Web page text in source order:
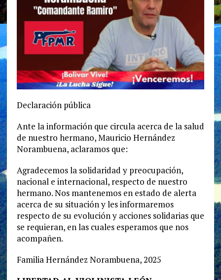
Declaración pública
Ante la información que circula acerca de la salud
de nuestro hermano, Mauricio Hernández
Norambuena, aclaramos que:
Agradecemos la solidaridad y preocupación,
nacional e internacional, respecto de nuestro
hermano. Nos mantenemos en estado de alerta
acerca de su situación y les informaremos
respecto de su evolución y acciones solidarias que
se requieran, en las cuales esperamos que nos
acompañen.
Familia Hernández Norambuena, 2025